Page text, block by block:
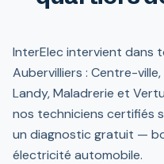
InterElec intervient dans
Aubervilliers : Centre-
Landy, Maladrerie et
nos techniciens certifiés
un diagnostic gratuit —
électricité automobile.